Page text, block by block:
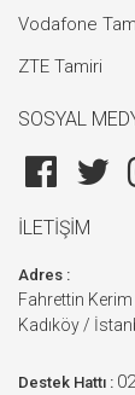
Vodafone
ZTE Tamiri
SOSYAL
İLETİŞİM
Adres :
Fahrettin
Kadıköy /
Destek Hattı :